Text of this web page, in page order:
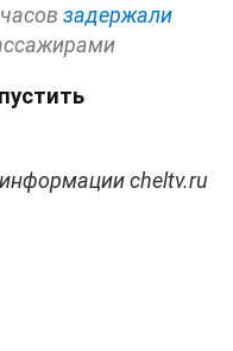
задержали
cheltv.ru